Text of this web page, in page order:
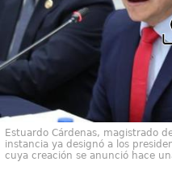
Estuardo Cárdenas, magistrado
instancia ya designó a los
cuya creación se anunció hace